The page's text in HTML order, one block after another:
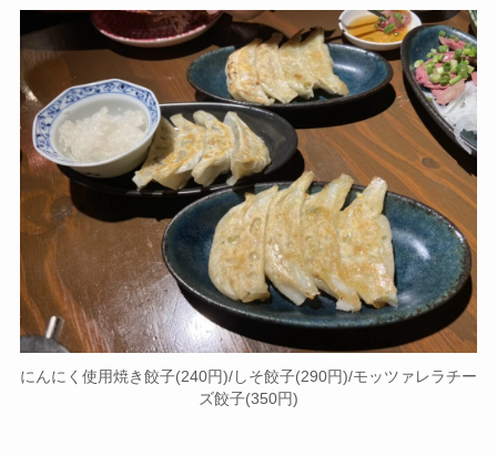
にんにく使用焼き餃子(240円)/しそ餃子(290円)/モッツァレラチー
ズ餃子(350円)